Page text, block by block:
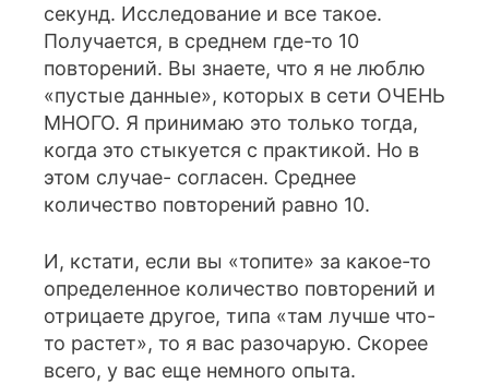
секунд. Исследование и все такое.
Получается, в среднем где-то 10
повторений. Вы знаете, что я не люблю
«пустые данные», которых в сети ОЧЕНЬ
МНОГО. Я принимаю это только тогда,
когда это стыкуется с практикой. Но в
этом случае- согласен. Среднее
количество повторений равно 10.
И, кстати, если вы «топите» за какое-то
определенное количество повторений и
отрицаете другое, типа «там лучше что-
то растет», то я вас разочарую. Скорее
всего, у вас еще немного опыта.